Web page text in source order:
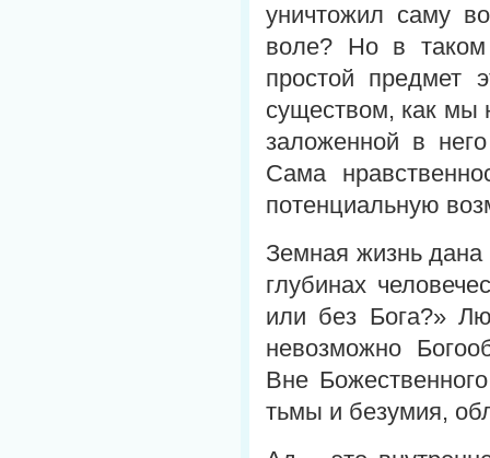
уничтожил саму
воле? Но в таком
простой предмет
существом, как мы
заложенной в
Сама
потенциальную
Земная жизнь
глубинах
или без Бога?»
невозможно
Вне
тьмы и безумия,